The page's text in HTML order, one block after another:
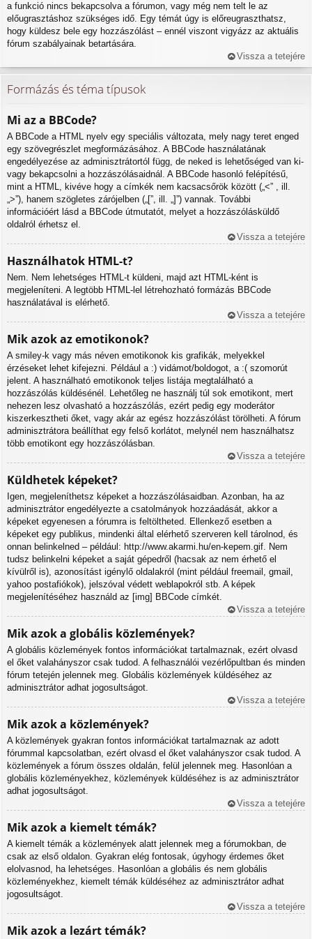
a funkció nincs bekapcsolva a fórumon, vagy még nem telt le az
előugrasztáshoz szükséges idő. Egy témát úgy is előreugraszthatsz,
hogy küldesz bele egy hozzászólást – ennél viszont vigyázz az aktuális
fórum szabályainak betartására.
Vissza a tetejére
Formázás és téma típusok
Mi az a BBCode?
A BBCode a HTML nyelv egy speciális változata, mely nagy teret enged
egy szövegrészlet megformázásához. A BBCode használatának
engedélyezése az adminisztrátortól függ, de neked is lehetőséged van ki-
vagy bekapcsolni a hozzászólásaidnál. A BBCode hasonló felépítésű,
mint a HTML, kivéve hogy a címkék nem kacsacsőrök között („<” , ill.
„>”), hanem szögletes zárójelben („[”, ill. „]”) vannak. További
információért lásd a BBCode útmutatót, melyet a hozzászólásküldő
oldalról érhetsz el.
Vissza a tetejére
Használhatok HTML-t?
Nem. Nem lehetséges HTML-t küldeni, majd azt HTML-ként is
megjeleníteni. A legtöbb HTML-lel létrehozható formázás BBCode
használatával is elérhető.
Vissza a tetejére
Mik azok az emotikonok?
A smiley-k vagy más néven emotikonok kis grafikák, melyekkel
érzéseket lehet kifejezni. Például a :) vidámot/boldogot, a :( szomorút
jelent. A használható emotikonok teljes listája megtalálható a
hozzászólás küldésénél. Lehetőleg ne használj túl sok emotikont, mert
nehezen lesz olvasható a hozzászólás, ezért pedig egy moderátor
kiszerkesztheti őket, vagy akár az egész hozzászólást törölheti. A fórum
adminisztrátora beállíthat egy felső korlátot, melynél nem használhatsz
több emotikont egy hozzászólásban.
Vissza a tetejére
Küldhetek képeket?
Igen, megjeleníthetsz képeket a hozzászólásaidban. Azonban, ha az
adminisztrátor engedélyezte a csatolmányok hozzáadását, akkor a
képeket egyenesen a fórumra is feltöltheted. Ellenkező esetben a
képeket egy publikus, mindenki által elérhető szerveren kell tárolnod, és
onnan belinkelned – például: http://www.akarmi.hu/en-kepem.gif. Nem
tudsz belinkelni képeket a saját gépedről (hacsak az nem érhető el
kívülről is), azonosítást igénylő oldalakról (mint például freemail, gmail,
yahoo postafiókok), jelszóval védett weblapokról stb. A képek
megjelenítéséhez használd az [img] BBCode címkét.
Vissza a tetejére
Mik azok a globális közlemények?
A globális közlemények fontos információkat tartalmaznak, ezért olvasd
el őket valahányszor csak tudod. A felhasználói vezérlőpultban és minden
fórum tetején jelennek meg. Globális közlemények küldéséhez az
adminisztrátor adhat jogosultságot.
Vissza a tetejére
Mik azok a közlemények?
A közlemények gyakran fontos információkat tartalmaznak az adott
fórummal kapcsolatban, ezért olvasd el őket valahányszor csak tudod. A
közlemények a fórum összes oldalán, felül jelennek meg. Hasonlóan a
globális közleményekhez, közlemények küldéséhez is az adminisztrátor
adhat jogosultságot.
Vissza a tetejére
Mik azok a kiemelt témák?
A kiemelt témák a közlemények alatt jelennek meg a fórumokban, de
csak az első oldalon. Gyakran elég fontosak, úgyhogy érdemes őket
elolvasnod, ha lehetséges. Hasonlóan a globális és nem globális
közleményekhez, kiemelt témák küldéséhez az adminisztrátor adhat
jogosultságot.
Vissza a tetejére
Mik azok a lezárt témák?